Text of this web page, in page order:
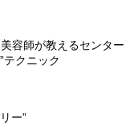
容師が教えるセンター
テクニック
ー”